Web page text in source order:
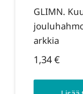
GLIMN.
arkkia
1,34€